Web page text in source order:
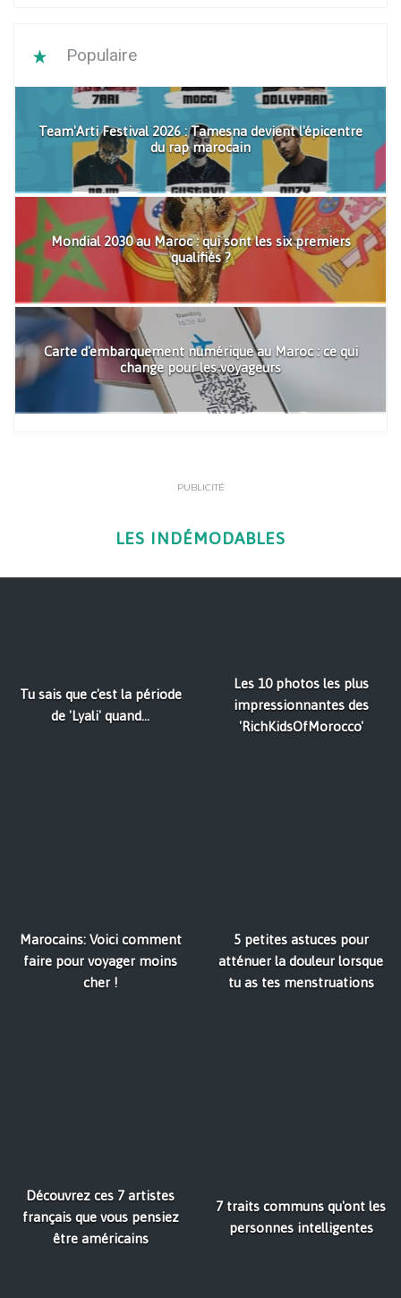
Populaire
Team'Arti Festival 2026 : Tamesna devient l'épicentre
du rap marocain
Mondial 2030 au Maroc : qui sont les six premiers
qualifiés ?
Carte d'embarquement numérique au Maroc : ce qui
change pour les voyageurs
PUBLICITÉ
LES INDÉMODABLES
Tu sais que c'est la période
de 'Lyali' quand...
Les 10 photos les plus
impressionnantes des
'RichKidsOfMorocco'
Marocains: Voici comment
faire pour voyager moins
cher !
5 petites astuces pour
atténuer la douleur lorsque
tu as tes menstruations
Découvrez ces 7 artistes
français que vous pensiez
être américains
7 traits communs qu'ont les
personnes intelligentes